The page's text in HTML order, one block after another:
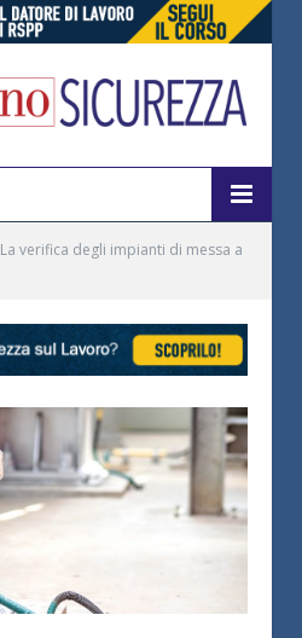
La verifica degli impianti di messa a